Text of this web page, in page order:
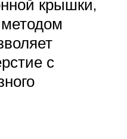
крышки,
с